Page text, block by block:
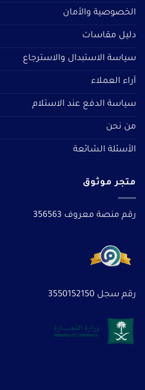
الخصوصية والأمان
دليل مقاسات
سياسة الاستبدال والاسترجاع
آراء العملاء
سياسة الدفع عند الاستلام
من نحن
الأسئلة الشائعة
متجر موثوق
رقم منصة معروف 356563
رقم سجل 3550152150